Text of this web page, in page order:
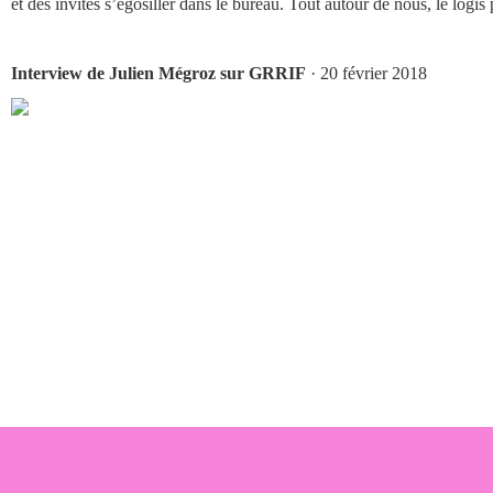
et des invités s’égosiller dans le bureau. Tout autour de nous, le logis
Interview de Julien Mégroz sur GRRIF · 20 février 2018